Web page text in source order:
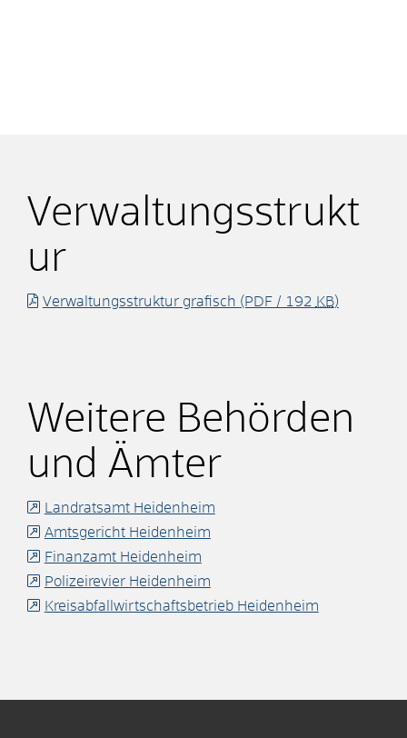
Verwaltungsstrukt
ur
Verwaltungsstruktur grafisch (PDF / 192 KB)
Weitere Behörden
und Ämter
Landratsamt Heidenheim
Amtsgericht Heidenheim
Finanzamt Heidenheim
Polizeirevier Heidenheim
Kreisabfallwirtschaftsbetrieb Heidenheim